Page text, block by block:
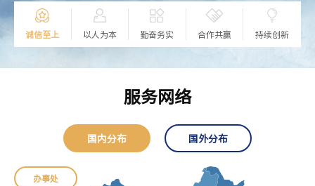
诚信至上 以人为本 勤奋务实 合作共赢 持续创新
服务网络
国内分布 国外分布
办事处